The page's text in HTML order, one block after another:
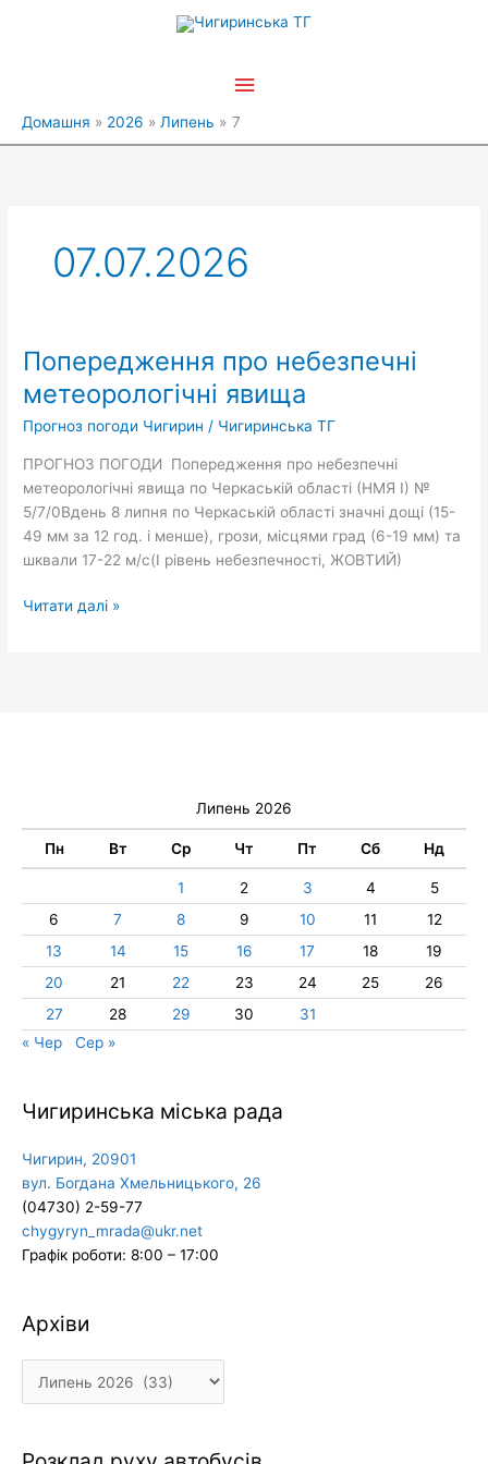
Головне
Домашня 2026 Липень 7
07.07.2026
Попередження про небезпечні
метеорологічні явища
Прогноз погоди Чигирин / Чигиринська ТГ
ПРОГНОЗ ПОГОДИ Попередження про небезпечні
метеорологічні явища по Черкаській області (НМЯ І) №
5/7/0Вдень 8 липня по Черкаській області значні дощі (15-
49 мм за 12 год. і менше), грози, місцями град (6-19 мм) та
шквали 17-22 м/с(І рівень небезпечності, ЖОВТИЙ)
Попередження
небезпечні
метеорологічні
Читати далі »
Липень 2026
Пн Вт Ср Чт Пт Сб Нд
1 2 3 4
5
6
7 8 9 10 11
12
13
14 15 16 17 18
19
20
21 22 23 24 25
26
27
28 29 30
31
« Чер
Сер »
Чигиринська міська рада
Чигирин, 20901
вул. Богдана Хмельницького, 26
(04730) 2-59-77
chygyryn_mrada@ukr.net
Графік роботи: 8:00 – 17:00
Архіви
Архіви